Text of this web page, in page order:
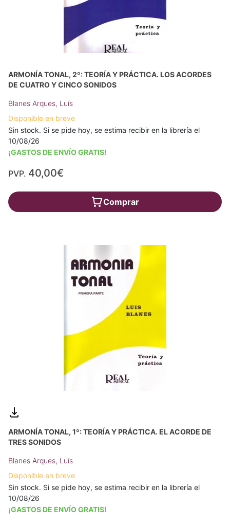
ARMONÍA TONAL, 2º: TEORÍA Y PRÁCTICA. LOS ACORDES
DE CUATRO Y CINCO SONIDOS
Blanes Arques, Luís
Disponible en breve
Sin stock. Si se pide hoy, se estima recibir en la librería el
10/08/26
¡GASTOS DE ENVÍO GRATIS!
PVP. 40,00€
Comprar
ARMONÍA TONAL, 1º: TEORÍA Y PRÁCTICA. EL ACORDE DE
TRES SONIDOS
Blanes Arques, Luís
Disponible en breve
Sin stock. Si se pide hoy, se estima recibir en la librería el
10/08/26
¡GASTOS DE ENVÍO GRATIS!